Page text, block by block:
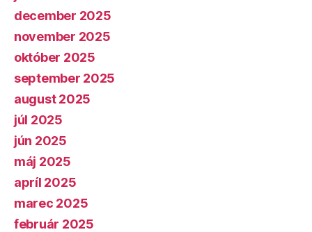
december 2025
november 2025
október 2025
september 2025
august 2025
júl 2025
jún 2025
máj 2025
apríl 2025
marec 2025
február 2025